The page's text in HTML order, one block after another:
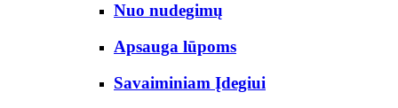
Nuo nudegimų
Apsauga lūpoms
Savaiminiam Įdegiui